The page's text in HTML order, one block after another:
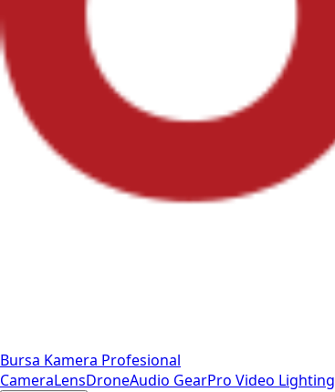
Bursa Kamera Profesional
CameraLensDroneAudio GearPro Video Lighting